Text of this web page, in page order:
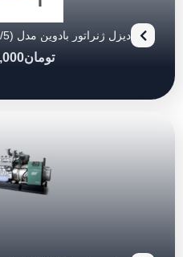
دیزل ژنراتور بادوین مدل (88KVA) 4M10G88/5
تومان